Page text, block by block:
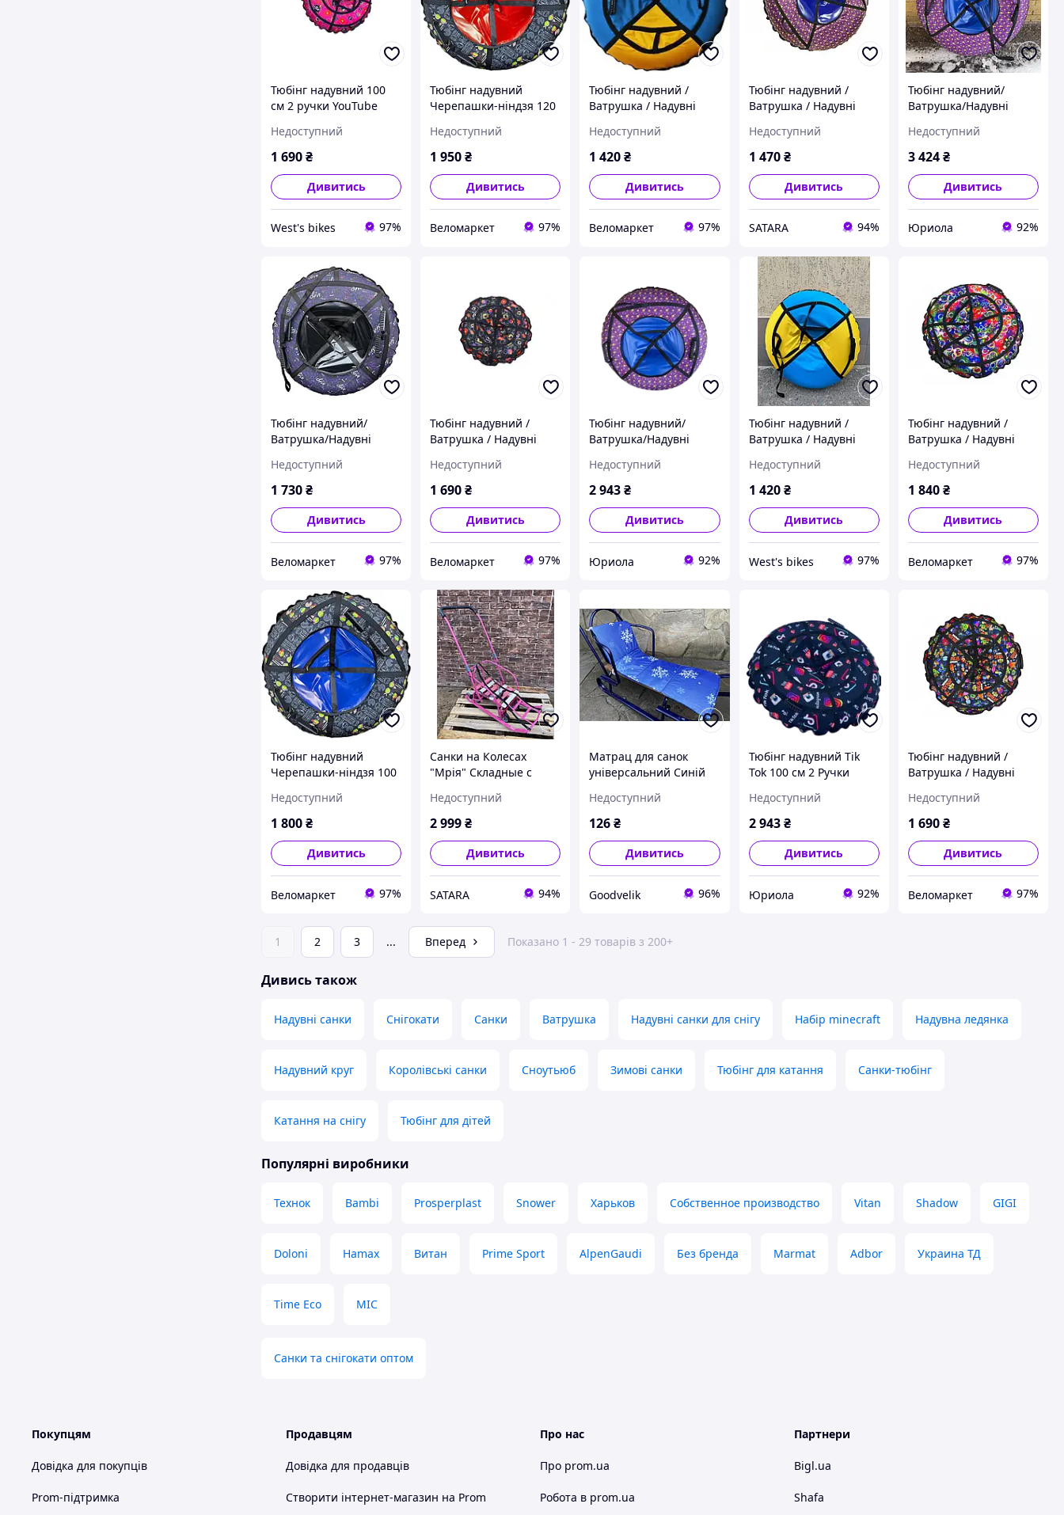
Тюбінг надувний 100
см 2 ручки YouTube
Недоступний
1 690₴
Дивитись
West's bikes 97%
Тюбінг надувний
Черепашки-ніндзя 120
Недоступний
1 950₴
Дивитись
Веломаркет 97%
Тюбінг надувний /
Ватрушка / Надувні
100 см., Жовто -
Блакитний
Недоступний
1 420₴
Дивитись
Веломаркет 97%
Тюбінг надувний /
Ватрушка / Надувні
100 см.,Корона
Недоступний
1 470 ₴
Дивитись
SATARA 94%
Тюбінг надувний/
Ватрушка/Надувні
120 см, Корона
Недоступний
3 424₴
Дивитись
Юриола 92%
Тюбінг надувний/
Ватрушка/Надувні
120 см, LOVE на 4 ручки
Недоступний
1 730₴
Дивитись
Веломаркет 97%
Тюбінг надувний /
Ватрушка / Надувні
100 см., YouTube
чорний
Недоступний
1 690₴
Дивитись
Веломаркет 97%
Тюбінг надувний/
Ватрушка/Надувні
100 см, Корона синій
Недоступний
2 943₴
Дивитись
Юриола 92%
Тюбінг надувний /
Ватрушка / Надувні
100 см., Жовто -
Блакитний
Недоступний
1 420 ₴
Дивитись
West's bikes 97%
Тюбінг надувний /
Ватрушка / Надувні
120 див., Бульбашки
Недоступний
1 840₴
Дивитись
Веломаркет 97%
Тюбінг надувний
Черепашки-ніндзя 100
Недоступний
1 800₴
Дивитись
Веломаркет 97%
Санки на Колесах
"Мрія" Складные с
Недоступний
2 999₴
Дивитись
SATARA 94%
Матрац для санок
універсальний Синій
Недоступний
126₴
Дивитись
Goodvelik 96%
Тюбінг надувний Tik
Tok 100 см 2 Ручки
Недоступний
2 943 ₴
Дивитись
Юриола 92%
Тюбінг надувний /
Ватрушка / Надувні
100 див., Brawl Stars
Недоступний
1 690₴
Дивитись
Веломаркет 97%
1 2 3 ... Вперед Показано 1 - 29 товарів з 200+
Дивись також
Надувні санки Снігокати Санки Ватрушка Надувні санки для снігу Набір minecraft Надувна ледянка
Надувний круг Королівські санки Сноутьюб Зимові санки Тюбінг для катання Санки-тюбінг
Катання на снігу Тюбінг для дітей
Популярні виробники
Технок Bambi Prosperplast Snower Харьков Собственное производство Vitan Shadow GIGI
Doloni Hamax Витан Prime Sport AlpenGaudi Без бренда Marmat Adbor Украина ТД
Time Eco MIC
Санки та снігокати оптом
Покупцям
Довідка для покупців
Prom-підтримка
Продавцям
Довідка для продавців
Створити інтернет-магазин на Prom
Про нас
Про prom.ua
Робота в prom.ua
Партнери
Bigl.ua
Shafa